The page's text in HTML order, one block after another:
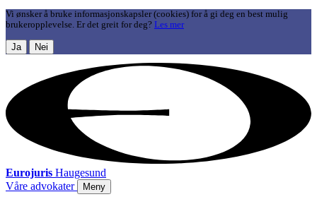
Vi ønsker å bruke informasjonskapsler (cookies) for å gi deg en best mulig
brukeropplevelse. Er det greit for deg? Les mer
Ja Nei
Eurojuris Haugesund
Våre advokater
Meny